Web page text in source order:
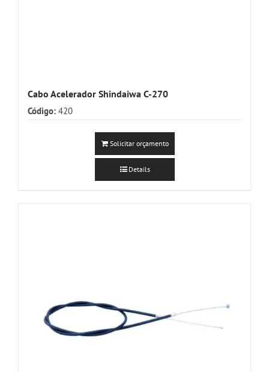
Cabo Acelerador Shindaiwa C-270
Código: 420
Solicitar orçamento
Details